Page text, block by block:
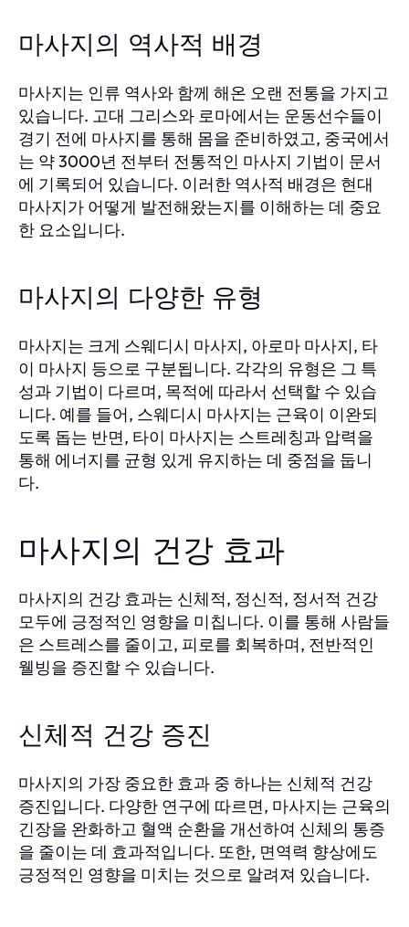
마사지의 역사적 배경
마사지는 인류 역사와 함께 해온 오랜 전통을 가지고
있습니다. 고대 그리스와 로마에서는 운동선수들이
경기 전에 마사지를 통해 몸을 준비하였고, 중국에서
는 약 3000년 전부터 전통적인 마사지 기법이 문서
에 기록되어 있습니다. 이러한 역사적 배경은 현대
마사지가 어떻게 발전해왔는지를 이해하는 데 중요
한 요소입니다.
마사지의 다양한 유형
마사지는 크게 스웨디시 마사지, 아로마 마사지, 타
이 마사지 등으로 구분됩니다. 각각의 유형은 그 특
성과 기법이 다르며, 목적에 따라서 선택할 수 있습
니다. 예를 들어, 스웨디시 마사지는 근육이 이완되
도록 돕는 반면, 타이 마사지는 스트레칭과 압력을
통해 에너지를 균형 있게 유지하는 데 중점을 둡니
다.
마사지의 건강 효과
마사지의 건강 효과는 신체적, 정신적, 정서적 건강
모두에 긍정적인 영향을 미칩니다. 이를 통해 사람들
은 스트레스를 줄이고, 피로를 회복하며, 전반적인
웰빙을 증진할 수 있습니다.
신체적 건강 증진
마사지의 가장 중요한 효과 중 하나는 신체적 건강
증진입니다. 다양한 연구에 따르면, 마사지는 근육의
긴장을 완화하고 혈액 순환을 개선하여 신체의 통증
을 줄이는 데 효과적입니다. 또한, 면역력 향상에도
긍정적인 영향을 미치는 것으로 알려져 있습니다.